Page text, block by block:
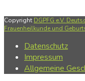
Copyright DGPFG e.V.
Frauenheilkunde und
Datenschutz
Impressum
Allgemeine